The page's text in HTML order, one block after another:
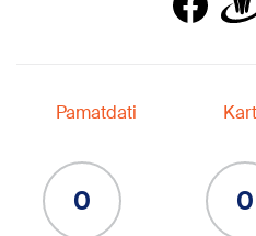
Pamatdati
0 0